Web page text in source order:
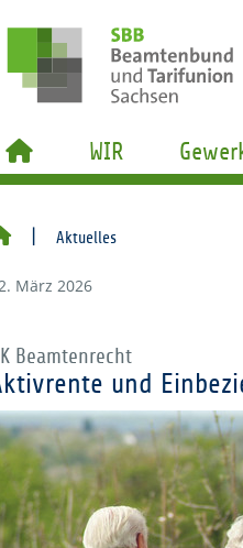
WIR
Aktuelles
März 2026
Beamtenrecht
und